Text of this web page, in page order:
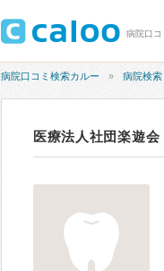
病院口
病院口コミ検索カルー 病院検索
医療法人社団楽遊会